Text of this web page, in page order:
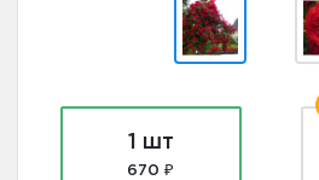
1 шт
670 ₽